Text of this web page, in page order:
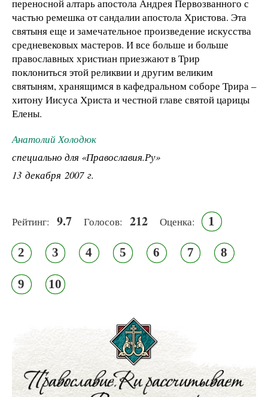
переносной алтарь апостола Андрея Первозванного с
частью ремешка от сандалии апостола Христова. Эта
святыня еще и замечательное произведение искусства
средневековых мастеров. И все больше и больше
православных христиан приезжают в Трир
поклониться этой реликвии и другим великим
святыням, хранящимся в кафедральном соборе Трира –
хитону Иисуса Христа и честной главе святой царицы
Елены.
Анатолий Холодюк
специально для «Православия.Ру»
13 декабря 2007 г.
Рейтинг: 9.7 Голосов: 212 Оценка: 1
2 3 4 5 6 7 8
9 10